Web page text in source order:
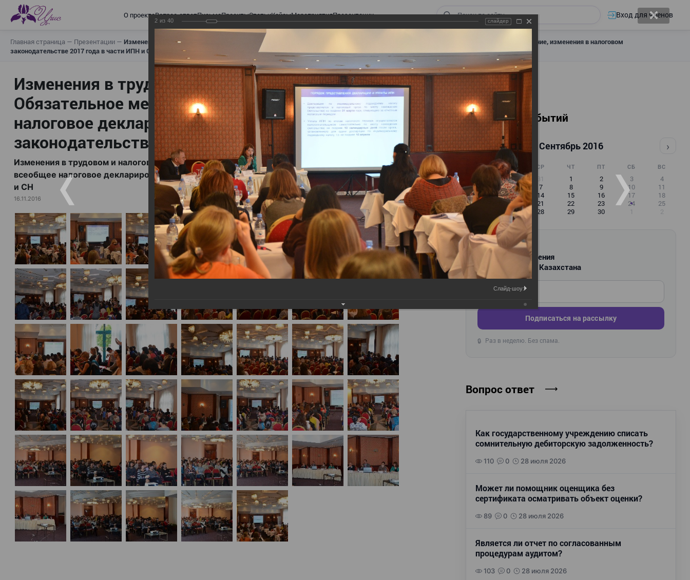
О проектеВопрос-ответПисьмаПроектыСтатьиКейсыМероприятияПрезентации Вход для членов
Главная страница — Презентации — Изменения в трудовом и налоговом законодательстве: Обязательное медицинское страхование, всеобщее налоговое декларирование, изменения в налоговом
законодательстве 2017 года в части ИПН и СН
Изменения в трудовом и налоговом законодательстве:
Обязательное медицинское страхование, всеобщее
налоговое декларирование, изменения в налоговом
законодательстве 2017 года в части ИПН и СН
Изменения в трудовом и налоговом законодательстве: Обязательное медицинское страхование,
всеобщее налоговое декларирование, изменения в налоговом законодательстве 2017 года в части ИПН
и СН
16.11.2016
Календарь событий
Сентябрь 2016 ›
ПН ВТ СР ЧТ ПТ СБ ВС
30 31 1 2 3
4
6 7 8 9 10
11
12
13 14 15 16 17
18
19
20 21 22 23 24
25
27 28 29 30 1 2
РАССЫЛКА
Новости и изменения
для бухгалтеров Казахстана
Введите ваш e-mail
Подписаться на рассылку
🔒 Раз в неделю. Без спама.
Вопрос ответ
Как государственному учреждению списать
сомнительную дебиторскую задолженность?
110 0 28 июля 2026
Может ли помощник оценщика без
сертификата осматривать объект оценки?
89 0 28 июля 2026
Является ли отчет по согласованным
процедурам аудитом?
103 0 28 июля 2026
2 из 40 слайдер
Слайд-шоу: